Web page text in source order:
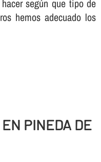
según que tipo de
hemos adecuado los
PINEDA DE